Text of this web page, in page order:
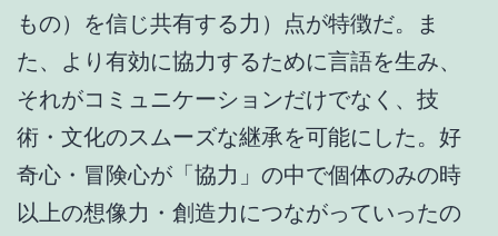
もの）を信じ共有する力）点が特徴だ。ま
た、より有効に協力するために言語を生み、
それがコミュニケーションだけでなく、技
術・文化のスムーズな継承を可能にした。好
奇心・冒険心が「協力」の中で個体のみの時
以上の想像力・創造力につながっていったの